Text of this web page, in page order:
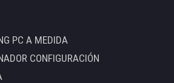
PC A MEDIDA
CONFIGURACIÓN